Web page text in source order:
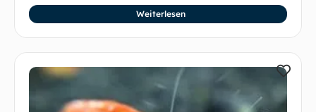
Weiterlesen